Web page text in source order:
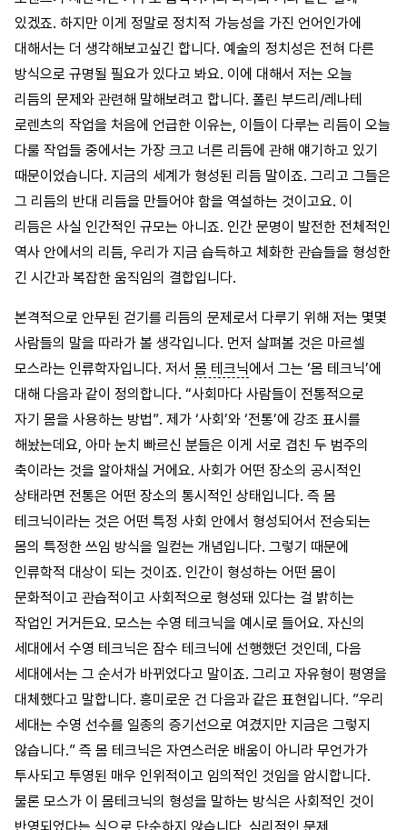
있겠죠. 하지만 이게 정말로 정치적 가능성을 가진 언어인가에
대해서는 더 생각해보고싶긴 합니다. 예술의 정치성은 전혀 다른
방식으로 규명될 필요가 있다고 봐요. 이에 대해서 저는 오늘
리듬의 문제와 관련해 말해보려고 합니다. 폴린 부드리/레나테
로렌츠의 작업을 처음에 언급한 이유는, 이들이 다루는 리듬이 오늘
다룰 작업들 중에서는 가장 크고 너른 리듬에 관해 얘기하고 있기
때문이었습니다. 지금의 세계가 형성된 리듬 말이죠. 그리고 그들은
그 리듬의 반대 리듬을 만들어야 함을 역설하는 것이고요. 이
리듬은 사실 인간적인 규모는 아니죠. 인간 문명이 발전한 전체적인
역사 안에서의 리듬, 우리가 지금 습득하고 체화한 관습들을 형성한
긴 시간과 복잡한 움직임의 결합입니다.
본격적으로 안무된 걷기를 리듬의 문제로서 다루기 위해 저는 몇몇
사람들의 말을 따라가 볼 생각입니다. 먼저 살펴볼 것은 마르셀
모스라는 인류학자입니다. 저서 몸 테크닉에서 그는 ‘몸 테크닉’에
대해 다음과 같이 정의합니다. “사회마다 사람들이 전통적으로
자기 몸을 사용하는 방법”. 제가 ‘사회’와 ‘전통’에 강조 표시를
해놨는데요, 아마 눈치 빠르신 분들은 이게 서로 겹친 두 범주의
축이라는 것을 알아채실 거에요. 사회가 어떤 장소의 공시적인
상태라면 전통은 어떤 장소의 통시적인 상태입니다. 즉 몸
테크닉이라는 것은 어떤 특정 사회 안에서 형성되어서 전승되는
몸의 특정한 쓰임 방식을 일컫는 개념입니다. 그렇기 때문에
인류학적 대상이 되는 것이죠. 인간이 형성하는 어떤 몸이
문화적이고 관습적이고 사회적으로 형성돼 있다는 걸 밝히는
작업인 거거든요. 모스는 수영 테크닉을 예시로 들어요. 자신의
세대에서 수영 테크닉은 잠수 테크닉에 선행했던 것인데, 다음
세대에서는 그 순서가 바뀌었다고 말이죠. 그리고 자유형이 평영을
대체했다고 말합니다. 흥미로운 건 다음과 같은 표현입니다. ”우리
세대는 수영 선수를 일종의 증기선으로 여겼지만 지금은 그렇지
않습니다.” 즉 몸 테크닉은 자연스러운 배움이 아니라 무언가가
투사되고 투영된 매우 인위적이고 임의적인 것임을 암시합니다.
물론 모스가 이 몸테크닉의 형성을 말하는 방식은 사회적인 것이